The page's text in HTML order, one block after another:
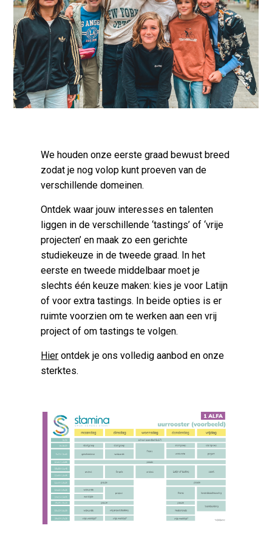
We houden onze eerste graad bewust breed
zodat je nog volop kunt proeven van de
verschillende domeinen.
Ontdek waar jouw interesses en talenten
liggen in de verschillende ‘tastings’ of ‘vrije
projecten’ en maak zo een gerichte
studiekeuze in de tweede graad. In het
eerste en tweede middelbaar moet je
slechts één keuze maken: kies je voor Latijn
of voor extra tastings. In beide opties is er
ruimte voorzien om te werken aan een vrij
project of om tastings te volgen.
Hier ontdek je ons volledig aanbod en onze
sterktes.